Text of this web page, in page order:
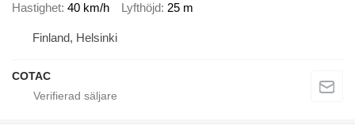
Hastighet 40 km/h Lyfthöjd 25 m
Finland, Helsinki
COTAC